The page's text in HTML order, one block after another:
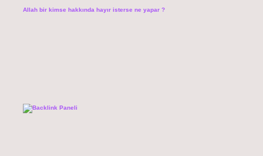
Allah bir kimse hakkında hayır isterse ne yapar ?